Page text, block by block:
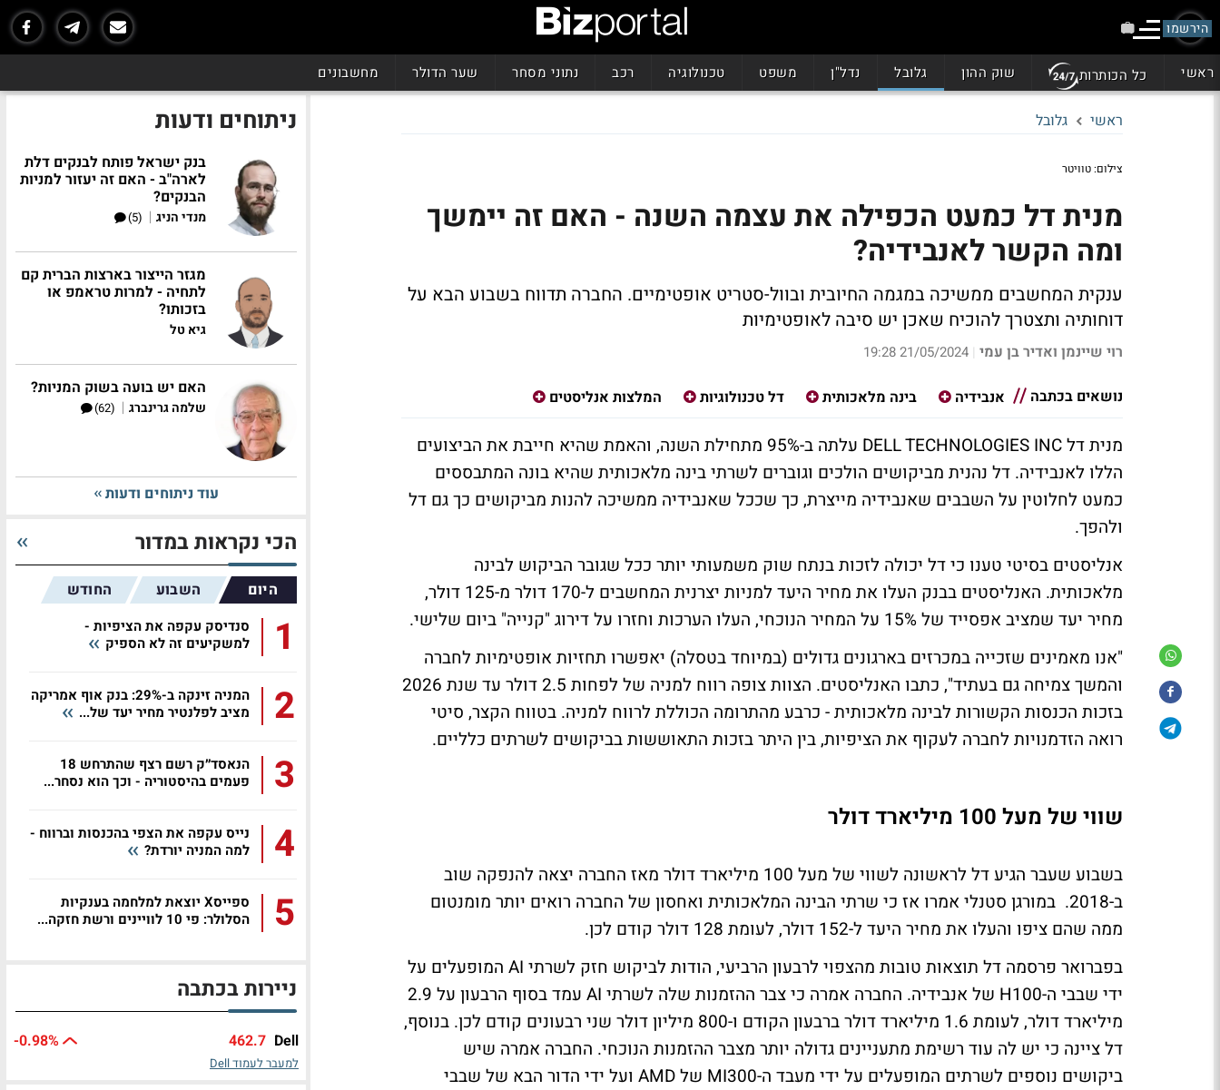
הירשמו
ראשי כל הכותרות שוק ההון גלובל נדל"ן משפט טכנולוגיה רכב נתוני מסחר שער הדולר מחשבונים
ראשי גלובל
צילום: טוויטר
מנית דל כמעט הכפילה את עצמה השנה - האם זה יימשך
ומה הקשר לאנבידיה?
ענקית המחשבים ממשיכה במגמה החיובית ובוול-סטריט אופטימיים. החברה תדווח בשבוע הבא על
דוחותיה ותצטרך להוכיח שאכן יש סיבה לאופטימיות
רוי שיינמן ואדיר בן עמי |
21/05/2024 19:28
נושאים בכתבה אנבידיה בינה מלאכותית דל טכנולוגיות המלצות אנליסטים
מנית דל DELL TECHNOLOGIES INC עלתה ב-95% מתחילת השנה, והאמת שהיא חייבת את הביצועים
הללו לאנבידיה. דל נהנית מביקושים הולכים וגוברים לשרתי בינה מלאכותית שהיא בונה המתבססים
כמעט לחלוטין על השבבים שאנבידיה מייצרת, כך שככל שאנבידיה ממשיכה להנות מביקושים כך גם דל
ולהפך.
אנליסטים בסיטי טענו כי דל יכולה לזכות בנתח שוק משמעותי יותר ככל שגובר הביקוש לבינה
מלאכותית. האנליסטים בבנק העלו את מחיר היעד למניות יצרנית המחשבים ל-170 דולר מ-125 דולר,
מחיר יעד שמציב אפסייד של 15% על המחיר הנוכחי, העלו הערכות וחזרו על דירוג "קנייה" ביום שלישי.
"אנו מאמינים שזכייה במכרזים בארגונים גדולים (במיוחד בטסלה) יאפשרו תחזיות אופטימיות לחברה
והמשך צמיחה גם בעתיד", כתבו האנליסטים. הצוות צופה רווח למניה של לפחות 2.5 דולר עד שנת 2026
בזכות הכנסות הקשורות לבינה מלאכותית - כרבע מהתרומה הכוללת לרווח למניה. בטווח הקצר, סיטי
רואה הזדמנויות לחברה לעקוף את הציפיות, בין היתר בזכות התאוששות בביקושים לשרתים כלליים.
שווי של מעל 100 מיליארד דולר
בשבוע שעבר הגיע דל לראשונה לשווי של מעל 100 מיליארד דולר מאז החברה יצאה להנפקה שוב
ב-2018. במורגן סטנלי אמרו אז כי שרתי הבינה המלאכותית ואחסון של החברה רואים יותר מומנטום
ממה שהם ציפו והעלו את מחיר היעד ל-152 דולר, לעומת 128 דולר קודם לכן.
בפברואר פרסמה דל תוצאות טובות מהצפוי לרבעון הרביעי, הודות לביקוש חזק לשרתי AI המופעלים על
ידי שבבי ה-H100 של אנבידיה. החברה אמרה כי צבר ההזמנות שלה לשרתי AI עמד בסוף הרבעון על 2.9
מיליארד דולר, לעומת 1.6 מיליארד דולר ברבעון הקודם ו-800 מיליון דולר שני רבעונים קודם לכן. בנוסף,
דל ציינה כי יש לה עוד רשימת מתעניינים גדולה יותר מצבר ההזמנות הנוכחי. החברה אמרה שיש
ביקושים נוספים לשרתים המופעלים על ידי מעבד ה-MI300 של AMD ועל ידי הדור הבא של שבבי
ניתוחים ודעות
בנק ישראל פותח לבנקים דלת
לארה"ב - האם זה יעזור למניות
הבנקים?
מנדי הניג |
(5)
מגזר הייצור בארצות הברית קם
לתחיה - למרות טראמפ או
בזכותו?
גיא טל
האם יש בועה בשוק המניות?
שלמה גרינברג |
(62)
עוד ניתוחים ודעות
הכי נקראות במדור
היום השבוע החודש
1
סנדיסק עקפה את הציפיות -
למשקיעים זה לא הספיק
2
המניה זינקה ב-29%: בנק אוף אמריקה
מציב לפלנטיר מחיר יעד של...
3
הנאסד״ק רשם רצף שהתרחש 18
פעמים בהיסטוריה - וכך הוא נסחר...
4
נייס עקפה את הצפי בהכנסות וברווח -
למה המניה יורדת?
5
ספייסX יוצאת למלחמה בענקיות
הסלולר: פי 10 לוויינים ורשת חזקה...
ניירות בכתבה
Dell
462.7
-0.98%
למעבר לעמוד Dell